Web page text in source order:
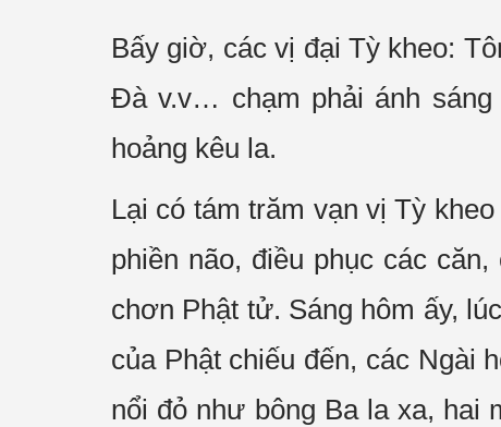
Bấy giờ, các vị đại Tỳ kheo:
Đà v.v… chạm phải ánh sáng
hoảng kêu la.
Lại có tám trăm vạn vị Tỳ
phiền não, điều phục các
chơn Phật tử. Sáng hôm ấy,
của Phật chiếu đến, các Ngài
nổi đỏ như bông Ba la xa, hai